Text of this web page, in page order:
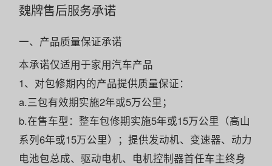
魏牌售后服务承诺
一、产品质量保证承诺
本承诺仅适用于家用汽车产品
1、对包修期内的产品提供质量保证：
a.三包有效期实施2年或5万公里；
b.在售车型：整车包修期实施5年或15万公里（高山
系列6年或15万公里）；提供发动机、变速器、动力
电池包总成、驱动电机、电机控制器首任车主终身